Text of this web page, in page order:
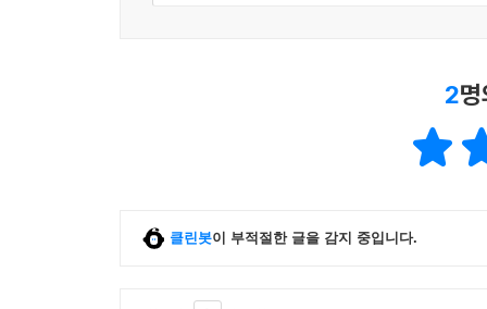
2
클린봇이 부적절한 글을 감지 중입니다.